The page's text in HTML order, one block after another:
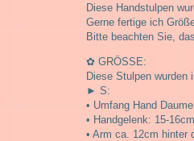
Diese Handstulpen
Gerne fertige ich
Bitte beachten Sie,
✿ GRÖSSE:
Diese Stulpen
► S:
• Umfang Hand
• Handgelenk: 15-16cm
• Arm ca. 12cm hinter